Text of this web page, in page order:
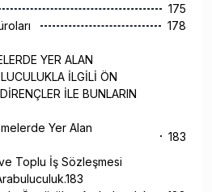
175
178
YER ALAN
İLGİLİ ÖN
İLE BUNLARIN
Yer Alan
183
Toplu İş Sözleşmesi